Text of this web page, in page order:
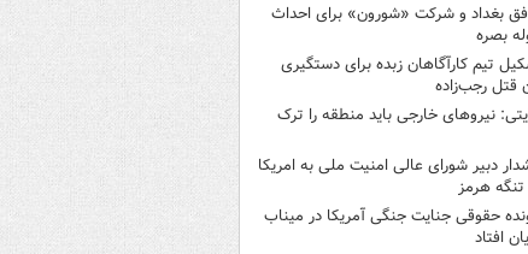
بغداد و شرکت «شورون» برای احداث
بصره
تیم کارآگاهان زبده برای دستگیری
قتل رجب‌زاده
نیروهای خارجی باید منطقه را ترک
دبیر شورای عالی امنیت ملی به امریکا
تنگه هرمز
حقوقی جنایت جنگی آمریکا در میناب
افتاد